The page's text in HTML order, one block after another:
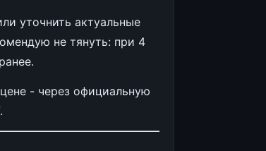
уточнить актуальные
не тянуть: при 4
- через официальную